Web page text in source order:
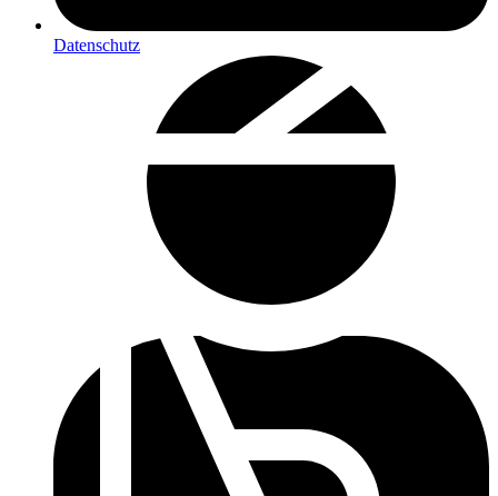
Datenschutz